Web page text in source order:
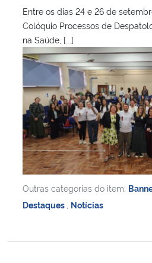
Entre os dias 24 e 26 de
Colóquio Processos de
na Saúde, [...]
Outras categorias do item:
Destaques Notícias